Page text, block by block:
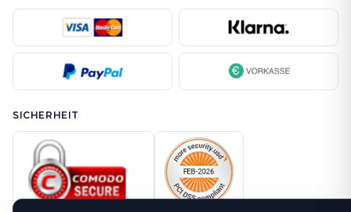
SICHERHEIT